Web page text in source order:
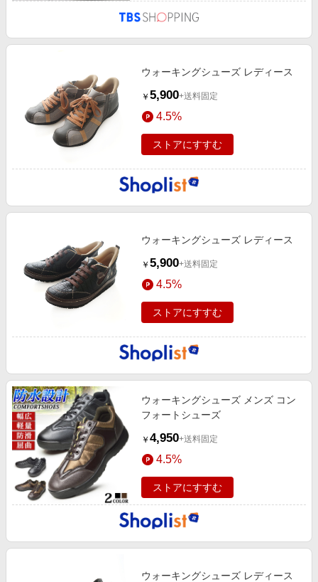
ウォーキングシューズ レディース
￥ 5,900+送料固定
4.5%
ストアにすすむ
ウォーキングシューズ レディース
￥ 5,900+送料固定
4.5%
ストアにすすむ
ウォーキングシューズ メンズ コン
フォートシューズ
￥ 4,950+送料固定
4.5%
ストアにすすむ
ウォーキングシューズ レディース